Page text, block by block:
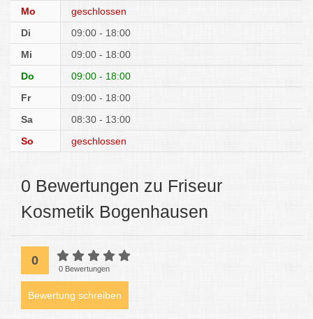
Mo
geschlossen
Di
09:00 - 18:00
Mi
09:00 - 18:00
Do
09:00 - 18:00
Fr
09:00 - 18:00
Sa
08:30 - 13:00
So
geschlossen
0 Bewertungen zu Friseur
Kosmetik Bogenhausen
0
0 Bewertungen
Bewertung schreiben